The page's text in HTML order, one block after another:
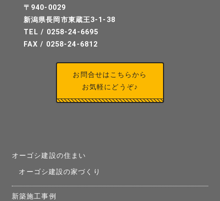
〒940-0029
新潟県長岡市東蔵王3-1-38
TEL / 0258-24-6695
FAX / 0258-24-6812
お問合せはこちらから
お気軽にどうぞ♪
オーゴシ建設の住まい
オーゴシ建設の家づくり
新築施工事例